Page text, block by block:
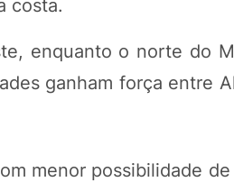
costa.
enquanto o norte do
ganham força entre
menor possibilidade